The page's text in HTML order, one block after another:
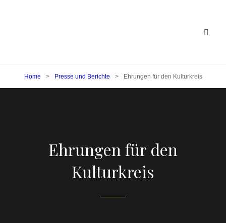
Home > Presse und Berichte > Ehrungen für den Kulturkreis
Ehrungen für den
Kulturkreis